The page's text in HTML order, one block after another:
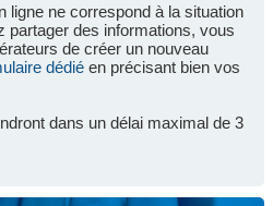
ligne ne correspond à la situation
partager des informations, vous
de créer un nouveau
dédié en précisant bien vos
dans un délai maximal de 3